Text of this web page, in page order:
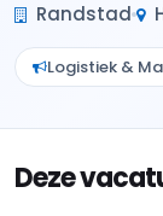
Randstad
Logistiek &
Deze